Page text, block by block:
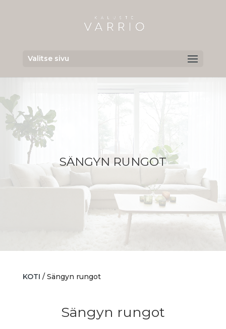
Valitse sivu
SÄNGYN RUNGOT
KOTI / Sängyn rungot
Sängyn rungot